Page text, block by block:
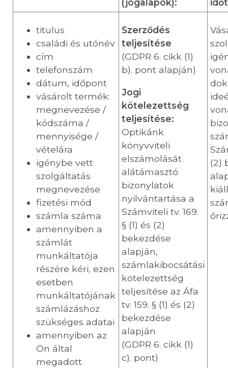
titulus
családi és utónév
cím
telefonszám
dátum, időpont
vásárolt termék:
megnevezése /
kódszáma /
mennyisége /
vételára
igénybe vett
szolgáltatás
megnevezése
fizetési mód
számla száma
amennyiben a
számlát
munkáltatója
részére kéri, ezen
esetben
munkáltatójának
számlázáshoz
szükséges adatai
amennyiben az
Ön által
megadott
Szerződés
teljesítése
(GDPR 6. cikk (1)
b). pont alapján)
Jogi
kötelezettség
teljesítése:
Optikánk
könyvviteli
elszámolását
alátámasztó
bizonylatok
nyilvántartása a
Számviteli tv. 169.
§ (1) és (2)
bekezdése
alapján,
számlakibocsátási
kötelezettség
teljesítése az Áfa
tv. 159. § (1) és (2)
bekezdése
alapján
(GDPR 6. cikk (1)
c). pont)
(2)